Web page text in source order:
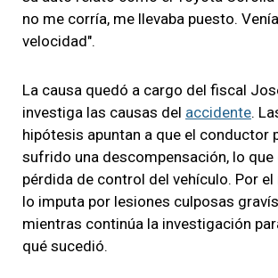
no me corría, me llevaba puesto.
velocidad".
La causa quedó a cargo del fiscal
investiga las causas del accidente.
hipótesis apuntan a que el conductor
sufrido una descompensación, lo que
pérdida de control del vehículo. Por
lo imputa por lesiones culposas
mientras continúa la investigación
qué sucedió.